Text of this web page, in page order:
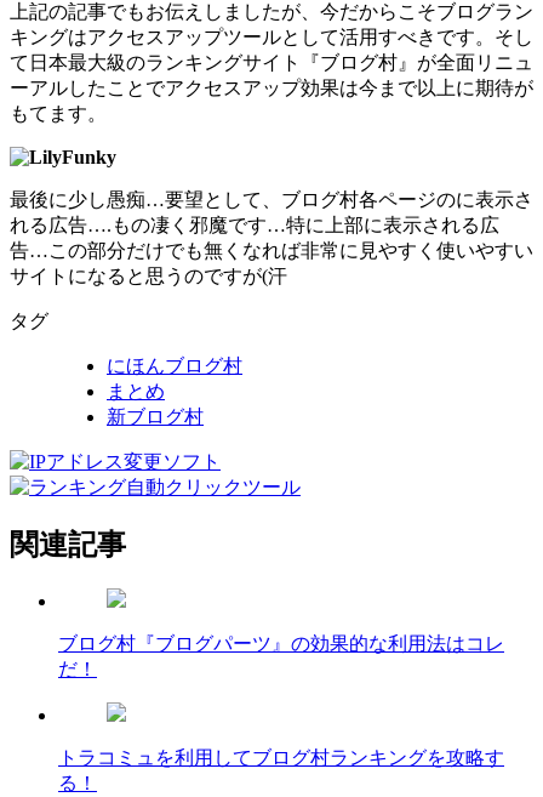
上記の記事でもお伝えしましたが、 今だからこそブログラン
キングはアクセスアップツールとして活用すべき です。そし
て日本最大級のランキングサイト『ブログ村』が全面リニュ
ーアルしたことでアクセスアップ効果は今まで以上に期待が
もてます。
最後に少し愚痴…要望として、ブログ村各ページのに表示さ
れる広告….もの凄く邪魔です…特に上部に表示される広
告…この部分だけでも無くなれば非常に見やすく使いやすい
サイトになると思うのですが(汗
タグ
にほんブログ村
まとめ
新ブログ村
関連記事
ブログ村『ブログパーツ』の効果的な利用法はコレ
だ！
トラコミュを利用してブログ村ランキングを攻略す
る！